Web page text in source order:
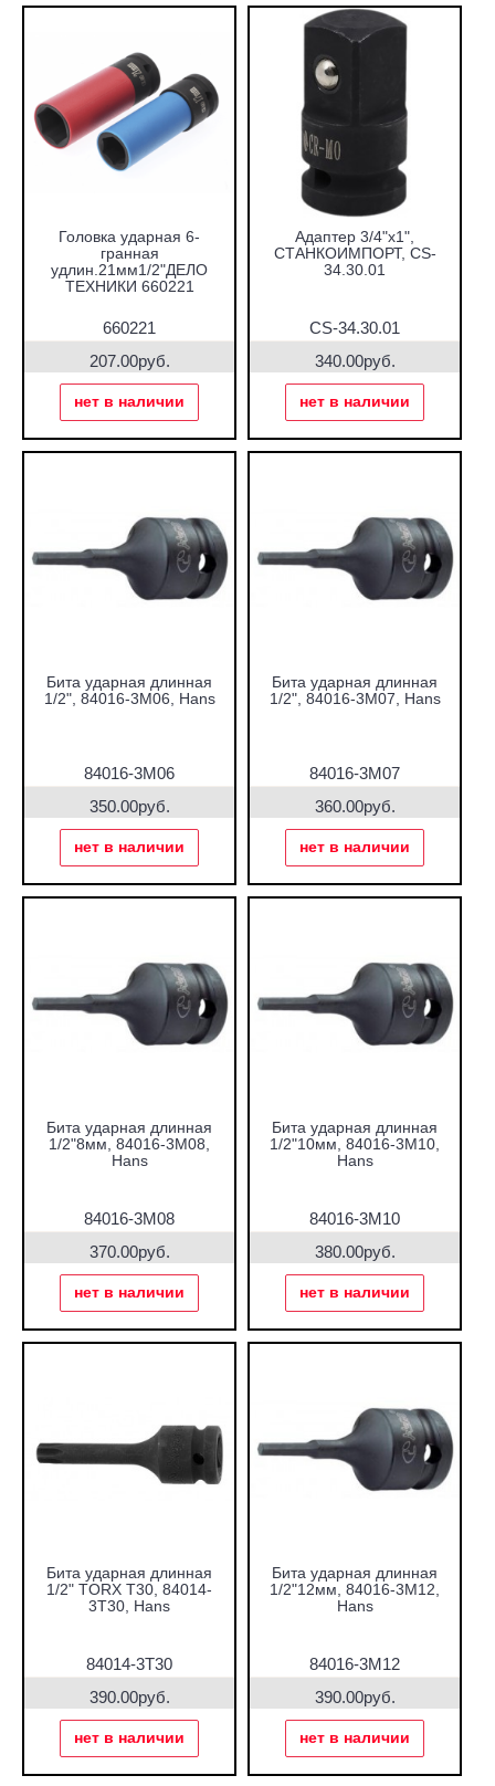
Головка ударная 6-
гранная
удлин.21мм1/2"ДЕЛО
ТЕХНИКИ 660221
660221
207.00руб.
нет в наличии
Адаптер 3/4"х1",
СТАНКОИМПОРТ, CS-
34.30.01
CS-34.30.01
340.00руб.
нет в наличии
Бита ударная длинная
1/2", 84016-3M06, Hans
84016-3M06
350.00руб.
нет в наличии
Бита ударная длинная
1/2", 84016-3M07, Hans
84016-3M07
360.00руб.
нет в наличии
Бита ударная длинная
1/2"8мм, 84016-3M08,
Hans
84016-3M08
370.00руб.
нет в наличии
Бита ударная длинная
1/2"10мм, 84016-3M10,
Hans
84016-3M10
380.00руб.
нет в наличии
Бита ударная длинная
1/2" TORX T30, 84014-
3T30, Hans
84014-3T30
390.00руб.
нет в наличии
Бита ударная длинная
1/2"12мм, 84016-3M12,
Hans
84016-3M12
390.00руб.
нет в наличии